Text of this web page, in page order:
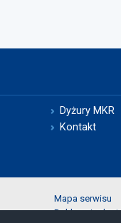
Dyżury MKR
Kontakt
Mapa serwisu
Deklaracja